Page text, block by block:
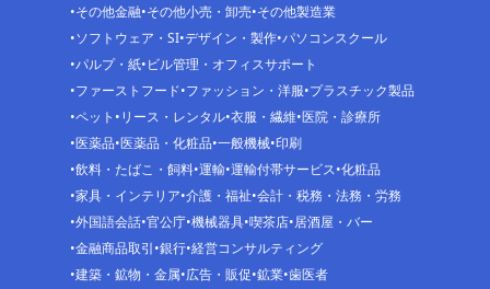
その他金融 その他小売・卸売 その他製造業
ソフトウェア・SI デザイン・製作 パソコンスクール
パルプ・紙 ビル管理・オフィスサポート
ファーストフード ファッション・洋服 プラスチック製品
ペット リース・レンタル 衣服・繊維 医院・診療所
医薬品 医薬品・化粧品 一般機械 印刷
飲料・たばこ・飼料 運輸 運輸付帯サービス 化粧品
家具・インテリア 介護・福祉 会計・税務・法務・労務
外国語会話 官公庁 機械器具 喫茶店 居酒屋・バー
金融商品取引 銀行 経営コンサルティング
建築・鉱物・金属 広告・販促 鉱業 歯医者